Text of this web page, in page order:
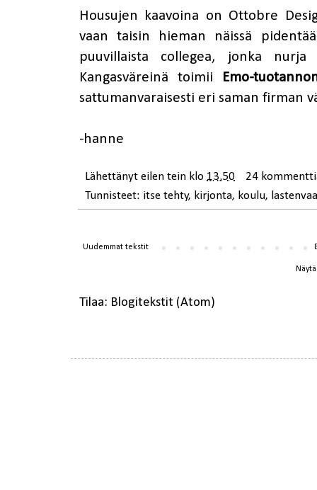
Housujen kaavoina on Ottobre
vaan taisin hieman näissä
puuvillaista collegea, jonka
Kangasväreinä toimii Emo-
sattumanvaraisesti eri saman firman
-hanne
Lähettänyt eilen tein klo 13.50
24
Tunnisteet: itse tehty, kirjonta, koulu,
Uudemmat tekstit
Tilaa: Blogitekstit (Atom)